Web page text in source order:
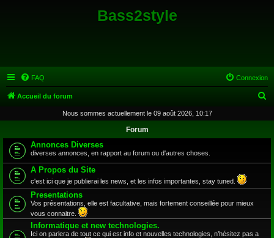
Bass2style
FAQ Connexion
Accueil du forum
h
Nous sommes actuellement le 09 août 2026, 10:17
Forum
Annonces Diverses
diverses annonces, en rapport au forum ou d'autres choses.
A Propos du Site
c'est ici que je publierai les news, et les infos importantes, stay tuned.
Presentations
Vos présentations, elle est facultative, mais fortement conseillée pour mieux
vous connaitre.
Informatique et new technologies.
Ici on parlera de tout ce qui est info et nouvelles technologies, n’hésitez pas a